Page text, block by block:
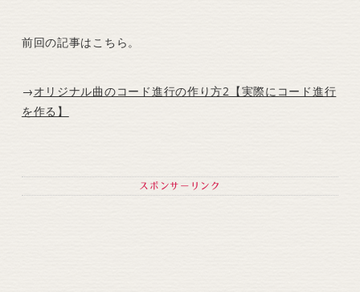
前回の記事はこちら。
→オリジナル曲のコード進行の作り方2【実際にコード進行
を作る】
スポンサーリンク